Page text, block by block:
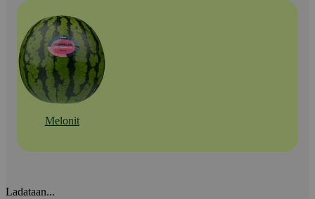
Melonit
Ladataan...